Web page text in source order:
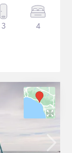
3 4